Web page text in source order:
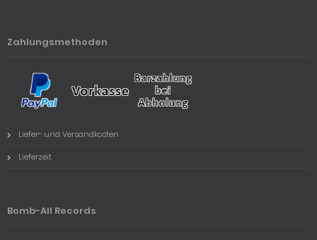
Zahlungsmethoden
Liefer- und Versandkosten
Lieferzeit
Bomb-All Records